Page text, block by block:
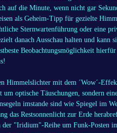
auf die Minute, wenn nicht gar
als Geheim-Tipp für gezielte
Sternwartenführung oder eine
danach Ausschau halten und kann
Beobachtungsmöglichkeit
Himmelslichter mit dem ´Wow´-
optische Täuschungen, sondern
imstande sind wie Spiegel im
das Restsonnenlicht zur Erde
der "Iridium"-Reihe um Funk-Posten